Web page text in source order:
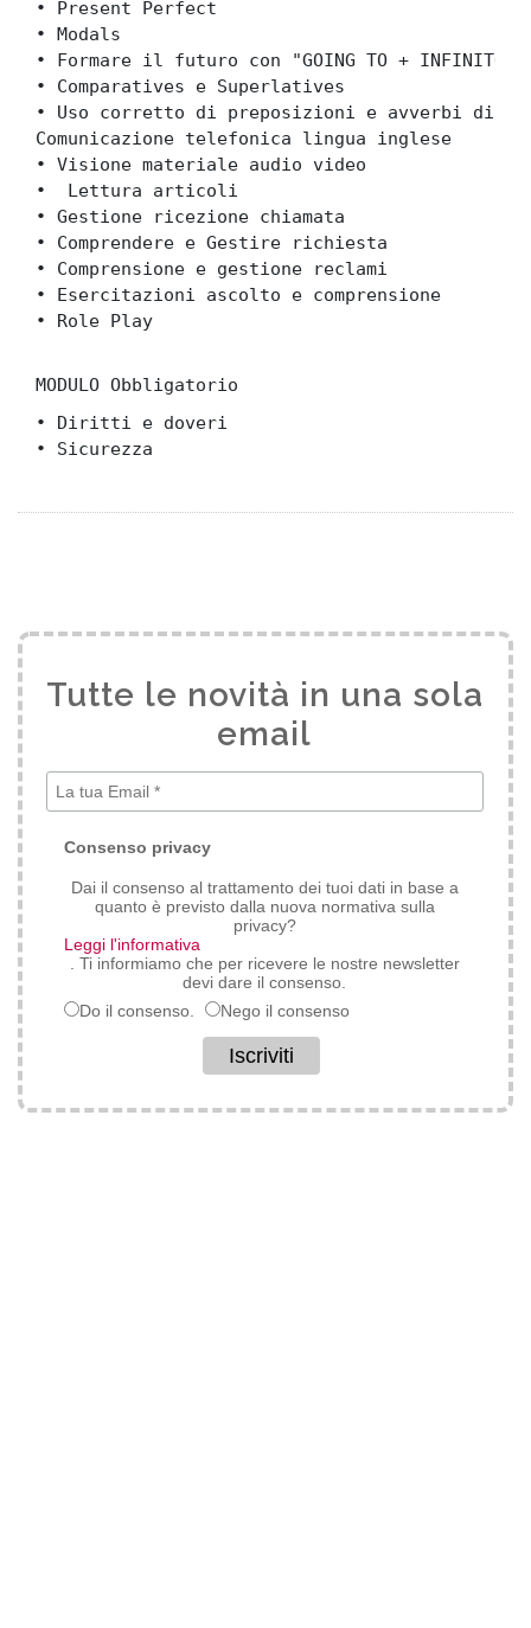
• Present Perfect
• Modals
• Formare il futuro con "GOING TO + INFINITO"
• Comparatives e Superlatives
• Uso corretto di preposizioni e avverbi di
Comunicazione telefonica lingua inglese
• Visione materiale audio video
•  Lettura articoli
• Gestione ricezione chiamata
• Comprendere e Gestire richiesta
• Comprensione e gestione reclami
• Esercitazioni ascolto e comprensione
• Role Play
MODULO Obbligatorio
• Diritti e doveri
• Sicurezza
Tutte le novità in una sola
email
Consenso privacy
Dai il consenso al trattamento dei tuoi dati in base a
quanto è previsto dalla nuova normativa sulla
privacy?
Leggi l'informativa
. Ti informiamo che per ricevere le nostre newsletter
devi dare il consenso.
Do il consenso.
Nego il consenso